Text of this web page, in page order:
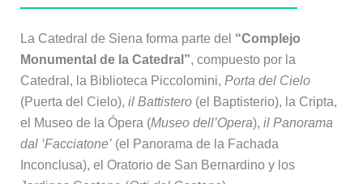
La Catedral de Siena forma parte del “Complejo
Monumental de la Catedral”, compuesto por la
Catedral, la Biblioteca Piccolomini, Porta del Cielo
(Puerta del Cielo), il Battistero(el Baptisterio), la Cripta,
el Museo de la Ópera (Museo dell’Opera), il Panorama
dal ‘Facciatone’(el Panorama de la Fachada
Inconclusa), el Oratorio de San Bernardino y los